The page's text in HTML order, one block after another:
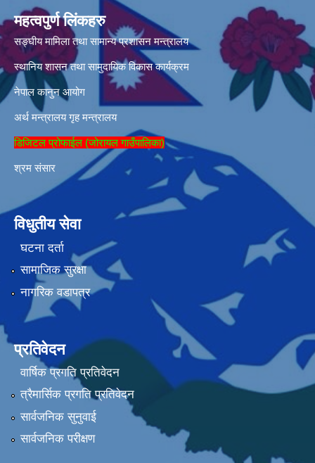
महत्वपुर्ण लिंकहरु
सङ्घीय मामिला तथा सामान्य प्रशासन मन्त्रालय
स्थानिय शासन तथा सामुदायिक विकास कार्यक्रम
नेपाल कानुन आयोग
अर्थ मन्त्रालय गृह मन्त्रालय
डिजिटल प्रोफाईल (जोरायल गाउँपालिका)
श्रम संसार
विधुतीय सेवा
घटना दर्ता
सामाजिक सुरक्षा
नागरिक वडापत्र
प्रतिवेदन
वार्षिक प्रगति प्रतिवेदन
त्रैमार्सिक प्रगति प्रतिवेदन
सार्वजनिक सुनुवाई
सार्वजनिक परीक्षण